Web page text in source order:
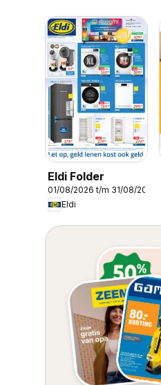
Eldi Folder
01/08/2026 t/m 31/08/2026
Eldi